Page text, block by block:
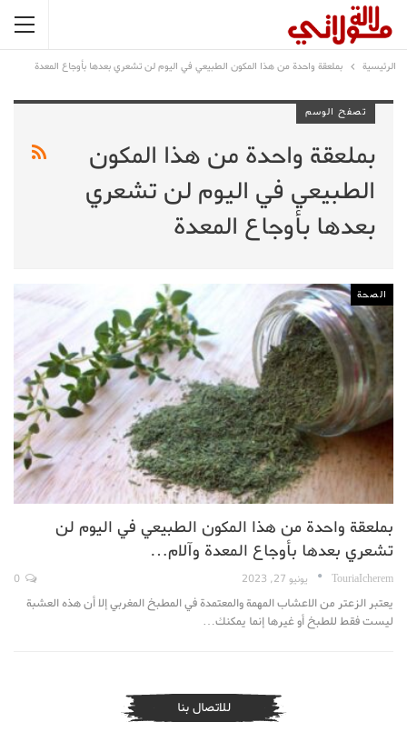
الرئيسية بملعقة واحدة من هذا المكون الطبيعي في اليوم لن تشعري بعدها بأوجاع المعدة
تصفح الوسم
بملعقة واحدة من هذا المكون
الطبيعي في اليوم لن تشعري
بعدها بأوجاع المعدة
الصحة
بملعقة واحدة من هذا المكون الطبيعي في اليوم لن
تشعري بعدها بأوجاع المعدة وآلام…
TouriaIcherem يونيو 27, 2023
يعتبر الزعتر من الاعشاب المهمة والمعتمدة في المطبخ المغربي إلا أن هذه العشبة
ليست فقط للطبخ أو غيرها إنما يمكنك…
للاتصال بنا